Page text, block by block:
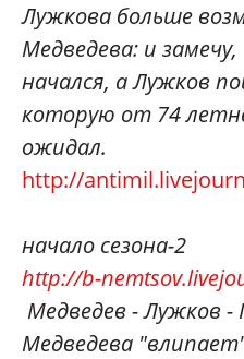
Лужкова больше
Медведева: и
начался, а Лужков
которую от 74
ожидал.
http://
начало сезона-2
http://b-
Медведев - Лужков
Медведева